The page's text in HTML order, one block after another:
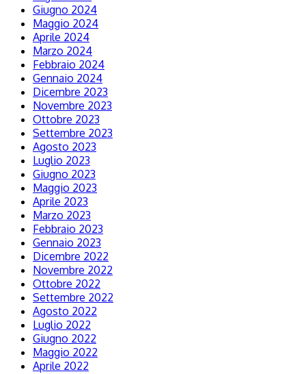
Giugno 2024
Maggio 2024
Aprile 2024
Marzo 2024
Febbraio 2024
Gennaio 2024
Dicembre 2023
Novembre 2023
Ottobre 2023
Settembre 2023
Agosto 2023
Luglio 2023
Giugno 2023
Maggio 2023
Aprile 2023
Marzo 2023
Febbraio 2023
Gennaio 2023
Dicembre 2022
Novembre 2022
Ottobre 2022
Settembre 2022
Agosto 2022
Luglio 2022
Giugno 2022
Maggio 2022
Aprile 2022